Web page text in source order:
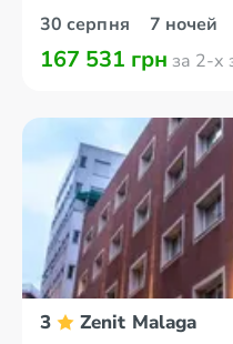
30 серпня 7 ночей
167 531 грн за 2-х
3 Zenit Malaga